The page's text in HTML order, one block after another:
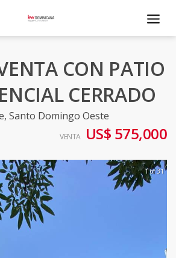
CON PATIO
CERRADO
, Santo Domingo Oeste
VENTA US$ 575,000
1 of 31